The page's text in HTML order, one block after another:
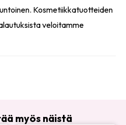
Kosmetiikkatuotteiden
veloitamme
myös näistä